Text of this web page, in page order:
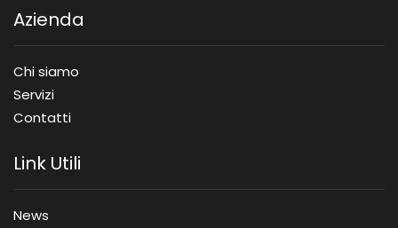
Azienda
Chi siamo
Servizi
Contatti
Link Utili
News